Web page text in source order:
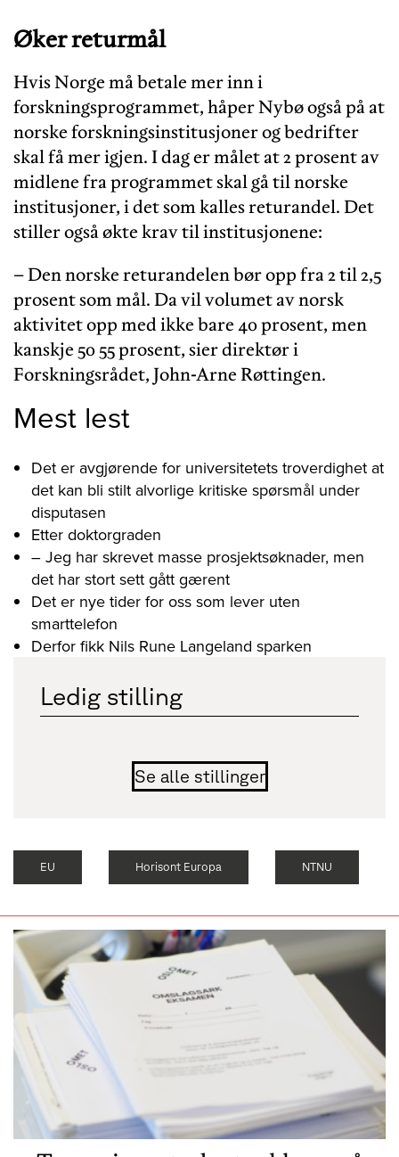
Øker returmål
Hvis Norge må betale mer inn i
forskningsprogrammet, håper Nybø også på at
norske forskningsinstitusjoner og bedrifter
skal få mer igjen. I dag er målet at 2 prosent av
midlene fra programmet skal gå til norske
institusjoner, i det som kalles returandel. Det
stiller også økte krav til institusjonene:
– Den norske returandelen bør opp fra 2 til 2,5
prosent som mål. Da vil volumet av norsk
aktivitet opp med ikke bare 40 prosent, men
kanskje 50 55 prosent, sier direktør i
Forskningsrådet, John-Arne Røttingen.
Ledig stilling
Se alle stillinger
Mest lest
Det er avgjørende for universitetets troverdighet at
det kan bli stilt alvorlige kritiske spørsmål under
disputasen
Etter doktorgraden
– Jeg har skrevet masse prosjektsøknader, men
det har stort sett gått gærent
Det er nye tider for oss som lever uten
smarttelefon
Derfor fikk Nils Rune Langeland sparken
EU Horisont Europa NTNU